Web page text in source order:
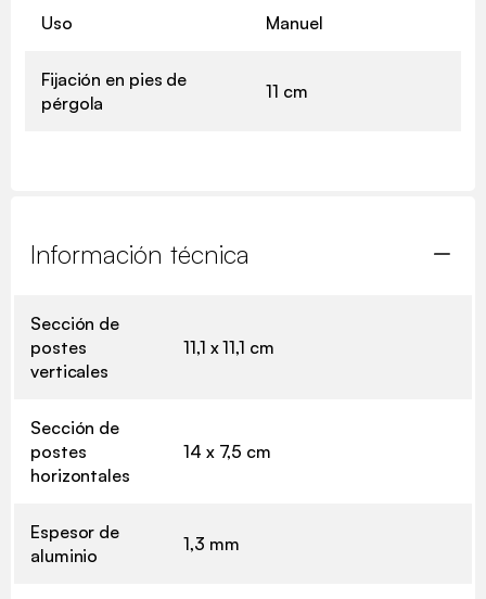
Uso Manuel
Fijación en pies de
pérgola
11 cm
Información técnica
Sección de
postes
verticales
11,1 x 11,1 cm
Sección de
postes
horizontales
14 x 7,5 cm
Espesor de
aluminio
1,3 mm